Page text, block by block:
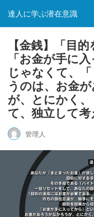
達人に学ぶ潜在意識
【金銭】「目
「お金が手に
じゃなくて、
うのは、お金
が、とにかく
て、独立して考
管理人